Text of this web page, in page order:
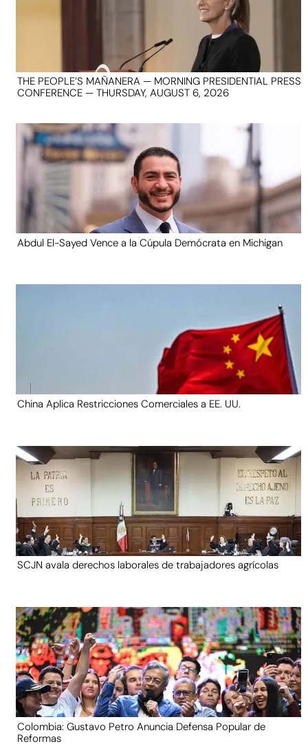
THE PEOPLE’S MAÑANERA — MORNING PRESIDENTIAL PRESS
CONFERENCE — THURSDAY, AUGUST 6, 2026
Abdul El-Sayed Vence a la Cúpula Demócrata en Michigan
China Aplica Restricciones Comerciales a EE. UU.
SCJN avala derechos laborales de trabajadores agrícolas
Colombia: Gustavo Petro Anuncia Defensa Popular de
Reformas